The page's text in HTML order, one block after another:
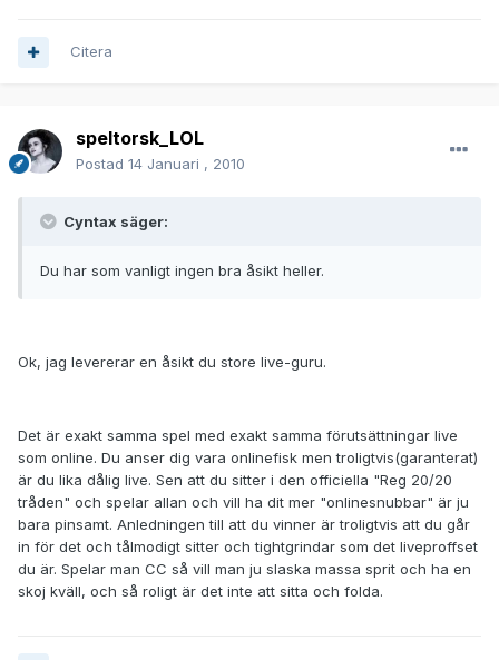
Citera
speltorsk_LOL
Postad 14 Januari , 2010
Cyntax säger:
Du har som vanligt ingen bra åsikt heller.
Ok, jag levererar en åsikt du store live-guru.
Det är exakt samma spel med exakt samma förutsättningar live
som online. Du anser dig vara onlinefisk men troligtvis(garanterat)
är du lika dålig live. Sen att du sitter i den officiella "Reg 20/20
tråden" och spelar allan och vill ha dit mer "onlinesnubbar" är ju
bara pinsamt. Anledningen till att du vinner är troligtvis att du går
in för det och tålmodigt sitter och tightgrindar som det liveproffset
du är. Spelar man CC så vill man ju slaska massa sprit och ha en
skoj kväll, och så roligt är det inte att sitta och folda.